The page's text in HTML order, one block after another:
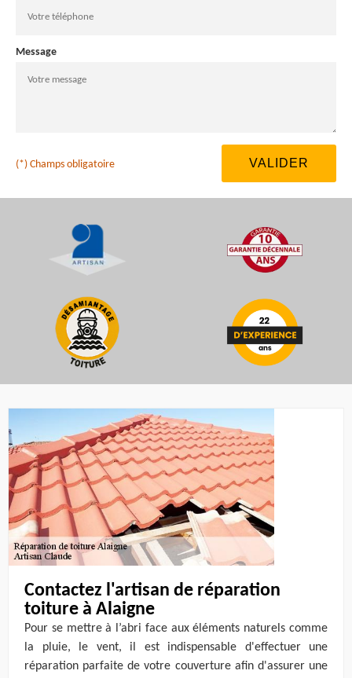
Message
(*) Champs obligatoire
Contactez l'artisan de réparation
toiture à Alaigne
Pour se mettre à l’abri face aux éléments naturels comme
la pluie, le vent, il est indispensable d'effectuer une
réparation parfaite de votre couverture afin d'assurer une